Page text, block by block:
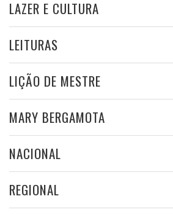
LAZER E CULTURA
LEITURAS
LIÇÃO DE MESTRE
MARY BERGAMOTA
NACIONAL
REGIONAL